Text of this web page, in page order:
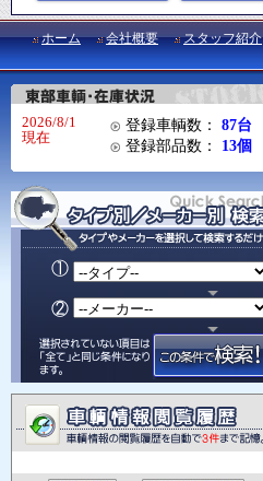
ホーム 会社概要 スタッフ紹介
2026/8/1
現在
登録車輌数：
87台
登録部品数：
13個